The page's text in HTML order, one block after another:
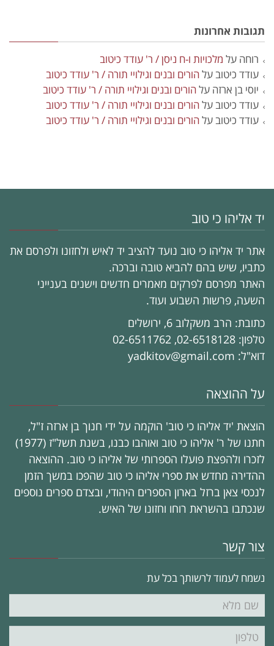
תגובות אחרונות
רוחה על מלכויות ו-ח ניסן / ר' עודד כיטוב
עודד כיטובעלהורים ובנים וגילויי תורה / ר' עודד כיטוב
יוסי בן ארזה עלהורים ובנים וגילויי תורה / ר' עודד כיטוב
עודד כיטובעלהורים ובנים וגילויי תורה / ר' עודד כיטוב
עודד כיטובעלהורים ובנים וגילויי תורה / ר' עודד כיטוב
יד אליהו כי טוב
אתר יד אליהו כי טוב נועד להציב יד לאיש ולחזונו ולפרסם את
כתביו, שיש בהם להביא טובה וברכה.
האתר מפרסם לפרקים מאמרים חדשים וישנים בענייני
השעה, פרשות השבוע ועוד.
כתובת: הרב משקלוב 6, ירושלים
טלפון: 02-6518128, 02-6511762
דוא"ל: yadkitov@gmail.com
על ההוצאה
הוצאת 'יד אליהו כי טוב' הוקמה על ידי חנוך בן ארזה ז"ל,
חתנו של ר' אליהו כי טוב ואוהבו כבנו, בשנת תשל"ז (1977)
לזכרו ולהפצת פועלו הספרותי של אליהו כי טוב. ההוצאה
ההדירה מחדש את ספרי אליהו כי טוב שהפכו במשך הזמן
לנכסי צאן ברזל בארון הספרים היהודי, ובצדם ספרים נוספים
שנכתבו בהשראת רוחו וחזונו של האיש.
צור קשר
נשמח לעמוד לרשותך בכל עת
שם
מלא
טלפון